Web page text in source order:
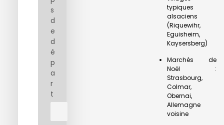
typiques
alsaciens
(Riquewihr,
Eguisheim,
Kaysersberg)
Marchés de
Noël :
Strasbourg,
Colmar,
Obernai,
Allemagne
voisine
s
d
e
d
é
p
a
r
t